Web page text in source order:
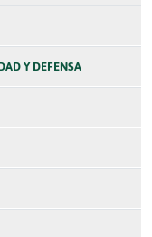
Y DEFENSA